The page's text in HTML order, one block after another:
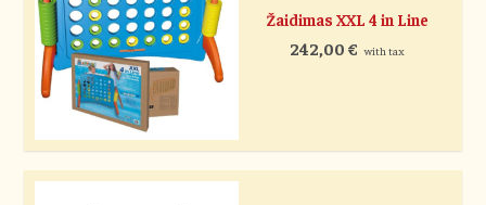
Žaidimas XXL 4 in Line
242,00€ with tax